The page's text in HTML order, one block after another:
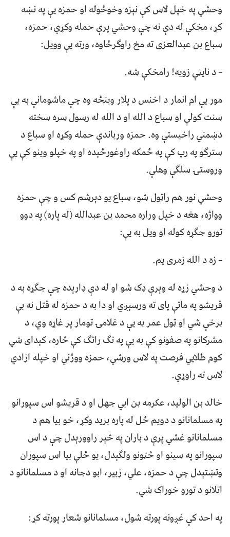
وحشي په خپل لاس کې نېزه وخوځوله او حمزه يې په نښه
کړ، مخکې له دې نه چې وحشي پرې حمله وکړي، حمزه،
سباع بن عبدالعزی ته مخ راوګرځاوه، ورته يې وويل:
– د نايڼې زويه! رامخکې شه.
مور يې ام انمار د اخنس د پلار وينځه وه چې ماشومانې به يې
سنت کولې او سباع د الله او د الله له رسول سره سخته
دښمني راخيستې وه. حمزه ورباندې حمله وکړه او سباع د
سترګو په رپ کې په ځمکه راوغورځېده او په خپلو وينو کې يې
وروستۍ سلګې وهلې.
وحشي نور هم راټول شو، سباع يو دېرشم کس و چې حمزه
وواژه، هغه د خپل وراره محمد بن عبدالله (له پاره) په دوو
تورو جګړه کوله او ويل به يې:
– زه د الله زمری يم.
د وحشي زړه له وېرې ډک شو او له دې ډارېده چې جګړه به د
قريشو په ماتې پای ته ورسېږي او دا به د حمزه له قتل نه بې
برخې شي او ټول عمر به يې د غلامۍ تومار پر غاړه وي، د
مشرکانو په صفونو کې به يې په تګ راتګ کې څاره، کېدای شي
کوم طلايي فرصت په لاس ورشي، حمزه ووژني او خپله ازادي
لاس ته راوړي.
خالد بن الوليد، عکرمه بن ابي جهل او د قريشو اس سپورانو
په مسلمانانو د دويم ځل له پاره بريد وکړ، خو بيا هم د
مسلمانانو غشي پرې د باران په څېر راوورېدل چې د اس
سپورانو په سينو او څټونو ولګېدل، يو ځلې بيا اس سپوران
وتښتېدل چې د حمزه، علي، زبير، ابو دجانه او د مسلمانانو د
اتلانو د تورو خوراک شي.
په احد کې غږونه پورته شول، مسلمانانو شعار پورته کړ: